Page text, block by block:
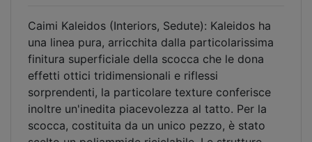
Caimi Kaleidos (Interiors, Sedute): Kaleidos ha
una linea pura, arricchita dalla particolarissima
finitura superficiale della scocca che le dona
effetti ottici tridimensionali e riflessi
sorprendenti, la particolare texture conferisce
inoltre un'inedita piacevolezza al tatto. Per la
scocca, costituita da un unico pezzo, è stato